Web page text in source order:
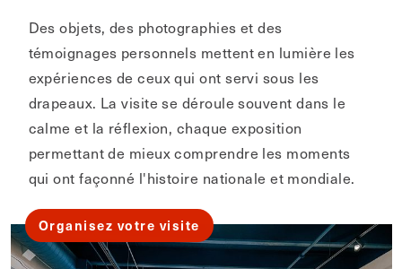
Des objets, des photographies et des
témoignages personnels mettent en lumière les
expériences de ceux qui ont servi sous les
drapeaux. La visite se déroule souvent dans le
calme et la réflexion, chaque exposition
permettant de mieux comprendre les moments
qui ont façonné l'histoire nationale et mondiale.
Organisez votre visite